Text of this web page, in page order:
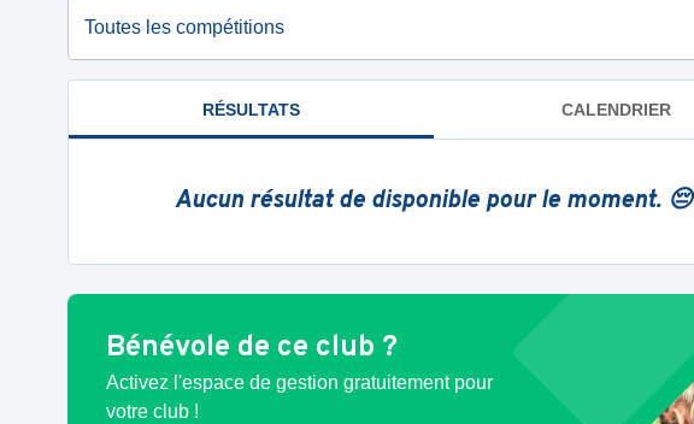
Toutes les compétitions
RÉSULTATS CALENDRIER
Aucun résultat de disponible pour le moment. 😔
Bénévole de ce club ?
Activez l'espace de gestion gratuitement pour
votre club !